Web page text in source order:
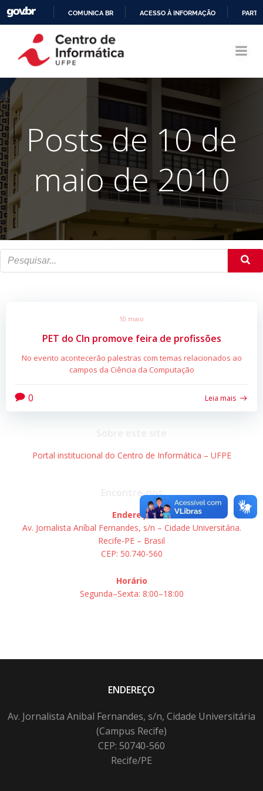
CONTEÚDO
COMUNICA BR ACESSO À INFORMAÇÃO
Posts de 10 de
maio de 2010
10 maio
PET do CIn promove feira de profissões
No evento acontecerão palestras com temas relacionados ao
campos da Ciência da Computação
0 Leia mais
Portal institucional do Centro de Informática – UFPE
Encontre-nos
Endereço
Av. Jornalista Aníbal Fernandes, s/n – Cidade Universitária.
Recife-PE – Brasil
CEP: 50.740-560
Horário
Segunda–Sexta: 8:00–18:00
ENDEREÇO
Av. Jornalista Anibal Fernandes, s/n, Cidade Universitária
(Campus Recife)
CEP: 50740-560
Recife/PE